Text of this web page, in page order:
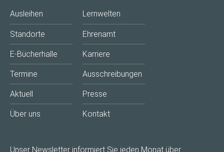
Ausleihen
Standorte
E-Bücherhalle
Termine
Aktuell
Über uns
Lernwelten
Ehrenamt
Karriere
Ausschreibungen
Presse
Kontakt
Unser Newsletter informiert Sie jeden Monat über